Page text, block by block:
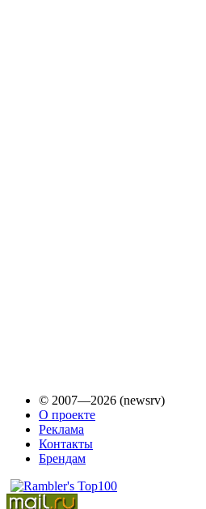
© 2007—2026 (newsrv)
О проекте
Реклама
Контакты
Брендам